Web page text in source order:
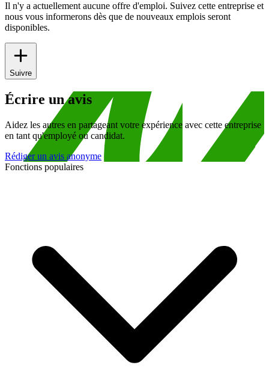
Il n'y a actuellement aucune offre d'emploi. Suivez cette entreprise et
nous vous informerons dès que de nouveaux emplois seront
disponibles.
Suivre
Écrire un avis
Aidez les autres en partageant votre expérience avec cette entreprise
en tant qu'employé ou candidat.
Rédiger un avis anonyme
Fonctions populaires